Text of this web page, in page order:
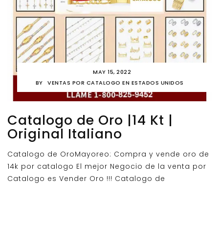
MAY 15, 2022
BY
VENTAS POR CATALOGO EN ESTADOS UNIDOS
Catalogo de Oro |14 Kt |
Original Italiano
​Catalogo de OroMayoreo: Compra y vende oro de
14k por catalogo El mejor Negocio de la venta por
Catalogo es Vender Oro !!! Catalogo de